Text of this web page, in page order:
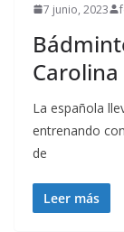
7 junio, 2023
La española
entrenando
de
Leer más